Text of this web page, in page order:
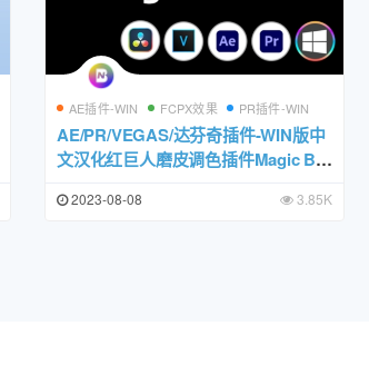
AE插件-WIN FCPX效果 PR插件-WIN
AE/PR/VEGAS/达芬奇插件-WIN版中
文汉化红巨人磨皮调色插件Magic Bul
Mojo II/Film/Colorista V等 兼容Intel+
2023-08-08 3.85K